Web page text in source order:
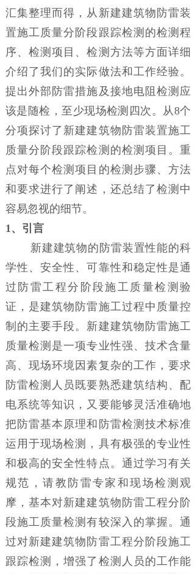
汇集整理而得，从新建建筑物防雷装
置施工质量分阶段跟踪检测的检测程
序、检测项目、检测方法等方面详细
介绍了我们的实际做法和工作经验。
提出外部防雷措施及接地电阻检测应
该是随检，至少现场检测四次。从8个
分项探讨了新建建筑物防雷装置施工
质量分阶段跟踪检测的检测项目。重
点对每个检测项目的检测步骤、方法
和要求进行了阐述，还总结了检测中
容易忽视的细节。
1、 引言
新建建筑物的防雷装置性能的科
学性、安全性、可靠性和稳定性是通
过防雷工程分阶段施工质量检测验
证，是建筑物防雷施工过程中质量控
制的主要手段。新建建筑物防雷施工
质量检测是一项专业性强、技术含量
高、现场环境因素复杂的工作，要求
防雷检测人员既要熟悉建筑结构、配
电系统等知识，又要能够灵活准确地
把防雷基本原理和防雷检测技术标准
运用于现场检测，具有极强的专业性
和极高的安全性特点。通过学习有关
规范，请教防雷专家和现场检测观
摩，基本对新建建筑物防雷工程分阶
段施工质量检测有较深入的掌握。通
过对新建建筑物防雷工程分阶段施工
跟踪检测，增强了检测人员的工作能